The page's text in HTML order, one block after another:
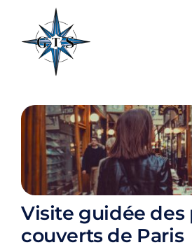
contenu
Visites par villes
Expositions temporaires
Visites exclusives et coulisses
Visite guidée des
couverts de Paris